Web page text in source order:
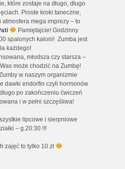
które zostaje na długo, długo
Proste kroki taneczne,
atmosfera mega imprezy – to
Pamiętajcie! Godzinny
spalonych kalorii! Zumba jest
każdego!
młodsza czy starsza –
może chodzić na Zumbę!
w naszym organizmie
dawki endorfin czyli hormonów
po zakończeniu ćwiczeń
i w pełni szczęśliwa!
lipcowe i sierpniowe
– g.20:30 !!!
zajęć to tylko 10 zł